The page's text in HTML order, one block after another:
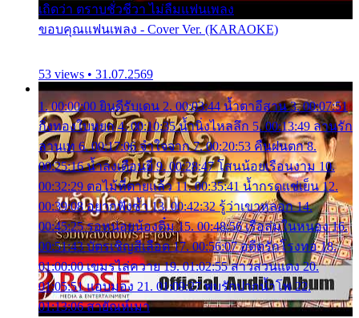
เถิดว่า ตราบชั่วชีวา ไม่ลืมแฟนเพลง
ขอบคุณแฟนเพลง - Cover Ver. (KARAOKE)
53 views • 31.07.2569
1. 00:00:00 ยินดีรับเดน 2. 00:03:44 น้ำตาอีสาน 3. 00:07:51
กิ่งทองใบหยก 4. 00:10:35 น้ำนิ่งไหลลึก 5. 00:13:49 ลานรัก
ลานเท 6. 00:17:06 จำใจจาก 7. 00:20:53 คืนฝนตก 8.
00:25:16 น้ำลงเดือนยี่ 9. 00:28:47 โสนน้อยเรือนงาม 10.
00:32:29 ตอไม้ที่ตายแล้ว 11. 00:35:41 น้ำกรดแช่เย็น 12.
00:39:08 อยากฟังซ้ำ 13. 00:42:32 รู้ว่าเขาหลอก 14.
00:45:25 รอหน่อยน้องติ๋ม 15. 00:48:56 เรือล่มในหนอง 16.
00:51:43 บัตรเชิญสีเลือด 17. 00:56:07 อดีตรักโรงทอ 18.
01:00:00 เขมรไล่ควาย 19. 01:02:55 สาวสวนแตง 20.
01:05:51 แอบมอง 21. 01:09:27 พบรักปากน้ำโพ 22.
01:13:06 สายัณห์เมา